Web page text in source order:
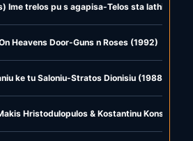
Ime trelos pu s agapisa-Telos sta lathi-
Heavens Door-Guns n Roses (1992)
ke tu Saloniu-Stratos Dionisiu (1988)
Hristodulopulos & Kostantinu